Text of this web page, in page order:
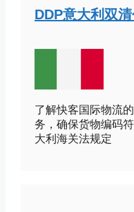
DDP意大利双
了解快客国际物流
务，确保货物编码
大利海关法规定